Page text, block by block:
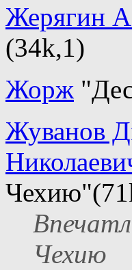
Жерягин
(34k,1)
Жорж
Жуванов
Чехию